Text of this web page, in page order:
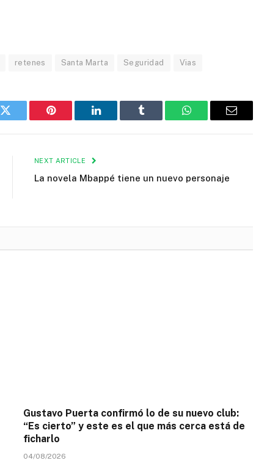
retenes Santa Marta Seguridad Vias
Twitter Pinterest LinkedIn Tumblr WhatsAppEmail
NEXT ARTICLE
La novela Mbappé tiene un nuevo personaje
Gustavo Puerta confirmó lo de su nuevo club:
“Es cierto” y este es el que más cerca está de
ficharlo
04/08/2026